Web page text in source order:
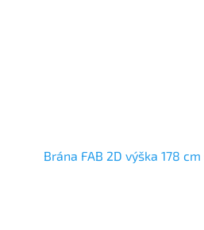
Brána FAB 2D výška 178